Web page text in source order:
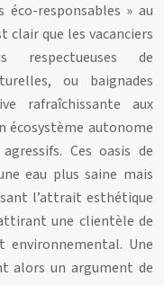
responsables » au
clair que les vacanciers
respectueuses de
ou baignades
rafraîchissante aux
écosystème autonome
Ces oasis de
eau plus saine mais
l’attrait esthétique
une clientèle de
environnemental. Une
alors un argument de